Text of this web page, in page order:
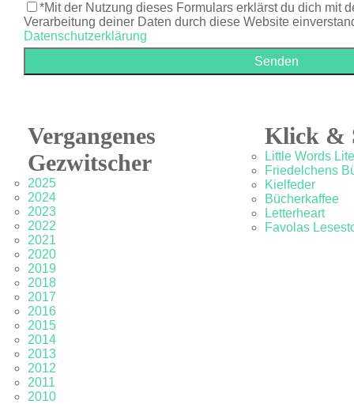
*Mit der Nutzung dieses Formulars erklärst du dich mit
Verarbeitung deiner Daten durch diese Website
Datenschutzerklärung
Vergangenes
Gezwitscher
2025
2024
2023
2022
2021
2020
2019
2018
2017
2016
2015
2014
2013
2012
2011
2010
Klick &
Little Words
Friedelchens
Kielfeder
Bücherkaffee
Letterheart
Favolas